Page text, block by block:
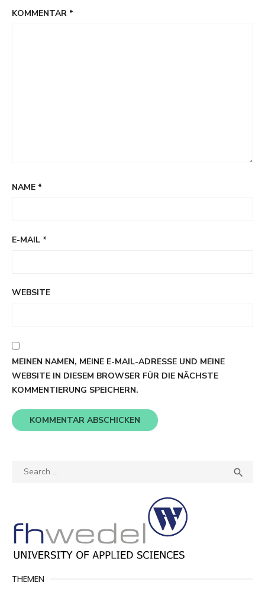
KOMMENTAR *
NAME *
E-MAIL *
WEBSITE
MEINEN NAMEN, MEINE E-MAIL-ADRESSE UND MEINE
WEBSITE IN DIESEM BROWSER FÜR DIE NÄCHSTE
KOMMENTIERUNG SPEICHERN.
Search

THEMEN